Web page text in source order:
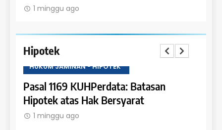
1 minggu ago
Hipotek
HUKUM JAMINAN - HIPOTEK
Pasal 1169 KUHPerdata: Batasan
Hipotek atas Hak Bersyarat
1 minggu ago